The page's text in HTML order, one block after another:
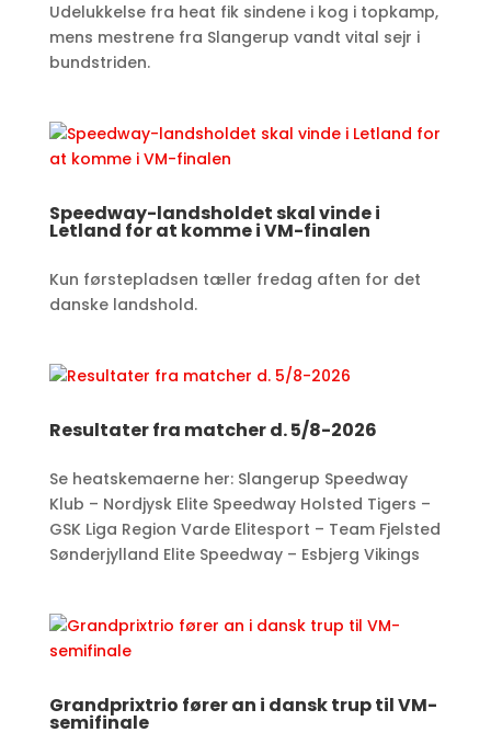
Udelukkelse fra heat fik sindene i kog i topkamp,
mens mestrene fra Slangerup vandt vital sejr i
bundstriden.​
Speedway-landsholdet skal vinde i
Letland for at komme i VM-finalen
Kun førstepladsen tæller fredag aften for det
danske landshold.​
Resultater fra matcher d. 5/8-2026
Se heatskemaerne her: Slangerup Speedway
Klub – Nordjysk Elite Speedway Holsted Tigers –
GSK Liga Region Varde Elitesport – Team Fjelsted
Sønderjylland Elite Speedway – Esbjerg Vikings
Grandprixtrio fører an i dansk trup til VM-
semifinale